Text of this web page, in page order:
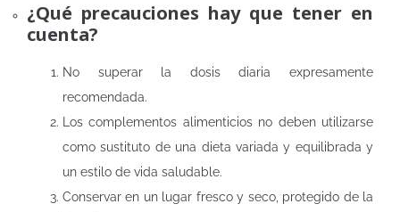
¿Qué precauciones hay que tener en
cuenta?
No superar la dosis diaria expresamente
recomendada.
Los complementos alimenticios no deben utilizarse
como sustituto de una dieta variada y equilibrada y
un estilo de vida saludable.
Conservar en un lugar fresco y seco, protegido de la